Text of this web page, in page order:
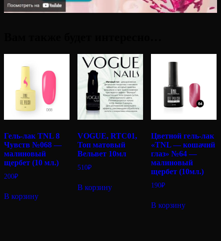
Гель-лак TNL 8
Чувств №068 —
малиновый
щербет (10 мл.)
200₽
В корзину
VOGUE, RTC01,
Топ матовый
Вельвет 10мл
510₽
В корзину
Цветной гель-лак
«TNL — кошачий
глаз» №64 —
малиновый
щербет (10мл.)
190₽
В корзину